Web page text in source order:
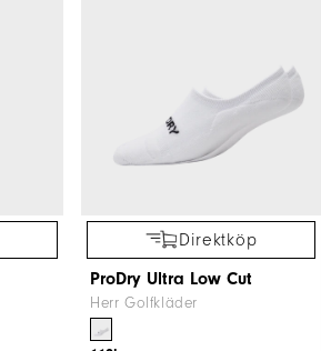
Direktköp
ProDry Ultra Low Cut
Herr Golfkläder